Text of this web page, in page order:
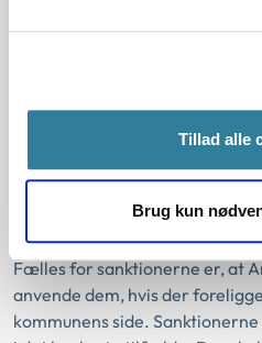
Tillad alle
Brug kun
kommunen er påført et tab.
fastsætte et
udviste skyld, skadens
Ankestyrelsen frafalder
Fælles for sanktionerne er, at
anvende dem, hvis der
kommunens side.